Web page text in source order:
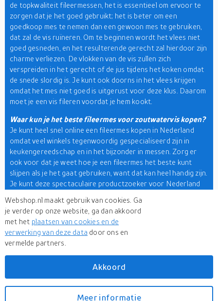
de topkwaliteit fileermessen, het is essentieel om ervoor te
zorgen dat je het goed gebruikt; het is beter om een
goedkoop mes te nemen dan een gewoon mes te gebruiken,
dat zal de vis ruïneren. Om te beginnen wordt het vlees niet
goed gesneden, en het resulterende gerecht zal hierdoor zijn
charme verliezen. De vlokken van de vis zullen zich
verspreiden in het gerecht of de jus tijdens het koken omdat
de snede slordig is. Je kunt ook doorns in het vlees krijgen
omdat het mes niet goed is uitgerust voor deze klus. Daarom
moet je een vis fileren voordat je hem kookt.
Waar kun je het beste fileermes voor zoutwatervis kopen?
Je kunt heel snel online een fileermes kopen in Nederland
omdat veel winkels tegenwoordig gespecialiseerd zijn in
keukengereedschap en in het bijzonder in messen. Zorg er
ook voor dat je weet hoe je een fileermes het beste kunt
slijpen als je het gaat gebruiken, want dat kan heel handig zijn.
Je kunt deze spectaculaire productzoeker voor Nederland
geweldige producten en merken is het eenvoudig om het
beste fileermes voor je keuken te vinden.
Merken zoals ZWILLING J.A HENCKELS, Ikea, Rapala,
Tescoma, Victorinox, Cutipol, Miyabi, Tramontina, Fiskars,
Paderno, Bergner, Bubba Blade, Dacodget, Mercer,
Dalstrong, Kershaw en nog veel meer zijn trendy.
Webshop.nl maakt gebruik van cookies. Ga
je verder op onze website, ga dan akkoord
met het plaatsen van cookies en de
verwerking van deze data door ons en
vermelde partners.
Akkoord
Meer informatie